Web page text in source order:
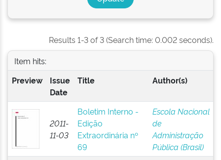
Results 1-3 of 3 (Search time: 0.002 seconds).
Item hits:
Preview
Issue
Date
Title Author(s)
2011-
11-03
Boletim Interno -
Edição
Extraordinária nº
69
Escola Nacional
de
Administração
Pública (Brasil)